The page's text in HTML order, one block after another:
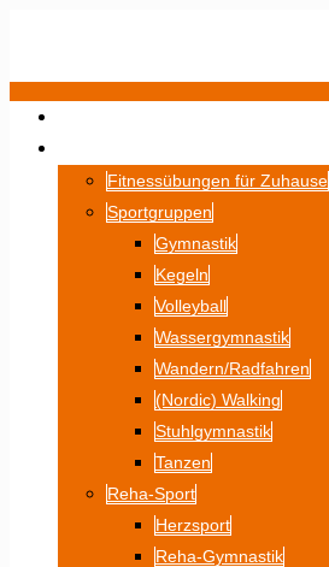
Fitnessübungen für Zuhause
Sportgruppen
Gymnastik
Kegeln
Volleyball
Wassergymnastik
Wandern/Radfahren
(Nordic) Walking
Stuhlgymnastik
Tanzen
Reha-Sport
Herzsport
Reha-Gymnastik